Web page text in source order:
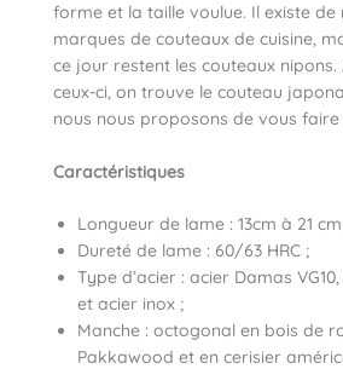
forme et la taille voulue. Il existe de
marques de couteaux de cuisine,
ce jour restent les couteaux
ceux-ci, on trouve le couteau
nous nous proposons de vous faire
Caractéristiques
Longueur de lame : 13cm à 21
Dureté de lame : 60/63 HRC ;
Type d’acier : acier Damas
et acier inox ;
Manche : octogonal en bois de
Pakkawood et en cerisier